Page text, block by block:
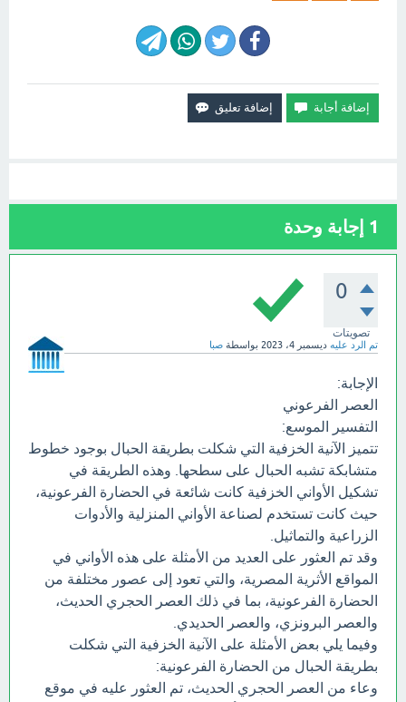
1 إجابة وحدة
0
تصويتات
تم الرد عليه ديسمبر 4، 2023 بواسطة صبا
الإجابة:
العصر الفرعوني
التفسير الموسع:
تتميز الآنية الخزفية التي شكلت بطريقة الحبال بوجود خطوط
متشابكة تشبه الحبال على سطحها. وهذه الطريقة في
تشكيل الأواني الخزفية كانت شائعة في الحضارة الفرعونية،
حيث كانت تستخدم لصناعة الأواني المنزلية والأدوات
الزراعية والتماثيل.
وقد تم العثور على العديد من الأمثلة على هذه الأواني في
المواقع الأثرية المصرية، والتي تعود إلى عصور مختلفة من
الحضارة الفرعونية، بما في ذلك العصر الحجري الحديث،
والعصر البرونزي، والعصر الحديدي.
وفيما يلي بعض الأمثلة على الآنية الخزفية التي شكلت
بطريقة الحبال من الحضارة الفرعونية:
وعاء من العصر الحجري الحديث، تم العثور عليه في موقع